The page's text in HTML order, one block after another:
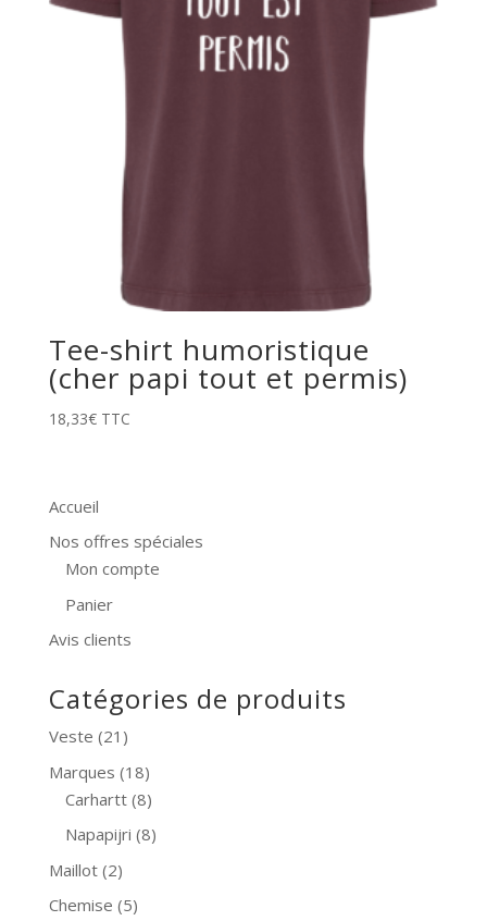
Tee-shirt humoristique
(cher papi tout et permis)
18,33€ TTC
Accueil
Nos offres spéciales
Mon compte
Panier
Avis clients
Catégories de produits
Veste (21)
Marques (18)
Carhartt (8)
Napapijri (8)
Maillot (2)
Chemise (5)